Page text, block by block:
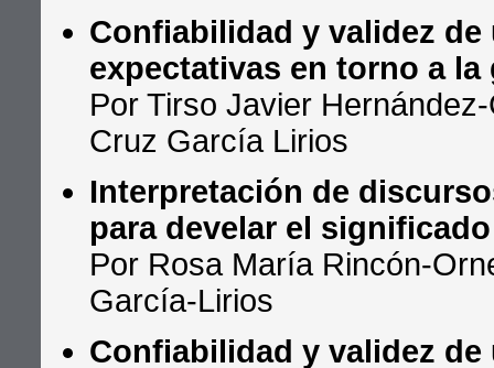
Confiabilidad y validez
expectativas en torno a
Por Tirso Javier
Cruz García Lirios
Interpretación de
para develar el
Por Rosa María Rincón-
García-Lirios
Confiabilidad y validez de